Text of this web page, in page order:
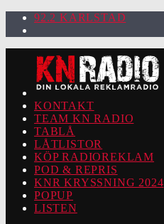
92.2 KARLSTAD
KONTAKT
TEAM KN RADIO
TABLÅ
LÅTLISTOR
KÖP RADIOREKLAM
POD & REPRIS
KNR KRYSSNING 2024
POPUP
LISTEN